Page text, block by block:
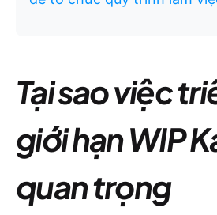
Tại sao việc
giới hạn WIP
quan trọng